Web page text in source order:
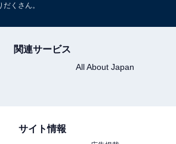
くさん。
関連サービス
All About Japan
サイト情報